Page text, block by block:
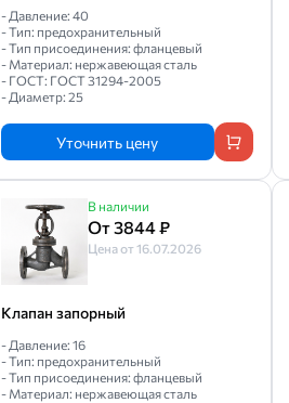
- Давление: 40
- Тип: предохранительный
- Тип присоединения: фланцевый
- Материал: нержавеющая сталь
- ГОСТ: ГОСТ 31294-2005
- Диаметр: 25
Уточнить цену
В наличии
От 3844 ₽
Цена от 16.07.2026
Клапан запорный
- Давление: 16
- Тип: предохранительный
- Тип присоединения: фланцевый
- Материал: нержавеющая сталь